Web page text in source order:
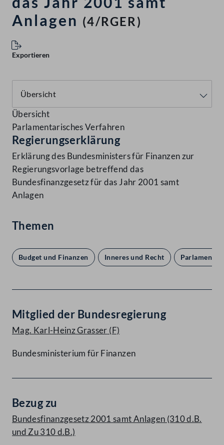
Anlagen (4/RGER)
Exportieren
Übersicht
Parlamentarisches Verfahren
Regierungserklärung
Erklärung des Bundesministers für Finanzen zur
Regierungsvorlage betreffend das
Bundesfinanzgesetz für das Jahr 2001 samt
Anlagen
Themen
Budget und Finanzen Inneres und Recht Parlament
Mitglied der Bundesregierung
Mag. Karl-Heinz Grasser (F)
Bundesministerium für Finanzen
Bezug zu
Bundesfinanzgesetz 2001 samt Anlagen (310 d.B.
und Zu 310 d.B.)